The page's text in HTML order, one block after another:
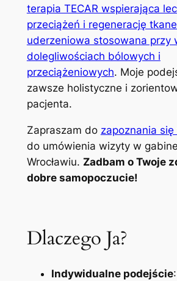
terapia TECAR wspierająca
przeciążeń i regenerację
uderzeniowa stosowana przy
dolegliwościach bólowych i
przeciążeniowych. Moje
zawsze holistyczne i
pacjenta.
Zapraszam do zapoznania
do umówienia wizyty w
Wrocławiu. Zadbam o Twoje
dobre samopoczucie!
Dlaczego Ja?
Indywidualne podejście